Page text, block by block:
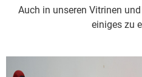
Auch in unseren Vitrinen
einiges zu